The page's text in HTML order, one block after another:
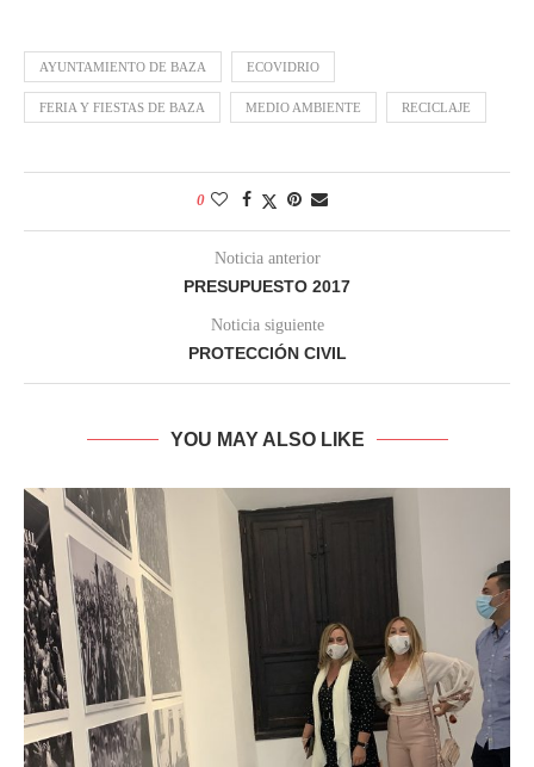
AYUNTAMIENTO DE BAZA ECOVIDRIO
FERIA Y FIESTAS DE BAZA MEDIO AMBIENTE RECICLAJE
0
Noticia anterior
PRESUPUESTO 2017
Noticia siguiente
PROTECCIÓN CIVIL
YOU MAY ALSO LIKE